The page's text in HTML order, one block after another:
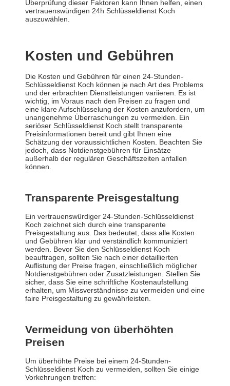
Überprüfung dieser Faktoren kann Ihnen helfen, einen
vertrauenswürdigen 24h Schlüsseldienst Koch
auszuwählen.
Kosten und Gebühren
Die Kosten und Gebühren für einen 24-Stunden-
Schlüsseldienst Koch können je nach Art des Problems
und der erbrachten Dienstleistungen variieren. Es ist
wichtig, im Voraus nach den Preisen zu fragen und
eine klare Aufschlüsselung der Kosten anzufordern, um
unangenehme Überraschungen zu vermeiden. Ein
seriöser Schlüsseldienst Koch stellt transparente
Preisinformationen bereit und gibt Ihnen eine
Schätzung der voraussichtlichen Kosten. Beachten Sie
jedoch, dass Notdienstgebühren für Einsätze
außerhalb der regulären Geschäftszeiten anfallen
können.
Transparente Preisgestaltung
Ein vertrauenswürdiger 24-Stunden-Schlüsseldienst
Koch zeichnet sich durch eine transparente
Preisgestaltung aus. Das bedeutet, dass alle Kosten
und Gebühren klar und verständlich kommuniziert
werden. Bevor Sie den Schlüsseldienst Koch
beauftragen, sollten Sie nach einer detaillierten
Auflistung der Preise fragen, einschließlich möglicher
Notdienstgebühren oder Zusatzleistungen. Stellen Sie
sicher, dass Sie eine schriftliche Kostenaufstellung
erhalten, um Missverständnisse zu vermeiden und eine
faire Preisgestaltung zu gewährleisten.
Vermeidung von überhöhten
Preisen
Um überhöhte Preise bei einem 24-Stunden-
Schlüsseldienst Koch zu vermeiden, sollten Sie einige
Vorkehrungen treffen: